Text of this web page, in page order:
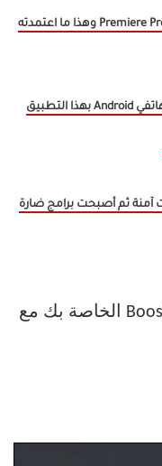
حررت 10 جيجابايت من هاتفي Android بهذا التطبيق
هنا حيث يمكنك إنشاء Booster Packs الخاصة بك مع